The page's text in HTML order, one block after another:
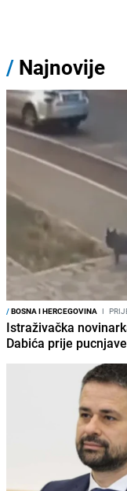
/ Najnovije
/BOSNA I HERCEGOVINA I
Istraživačka
Dabića prije